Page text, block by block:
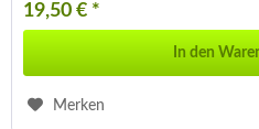
19,50 € *
In den
Merken